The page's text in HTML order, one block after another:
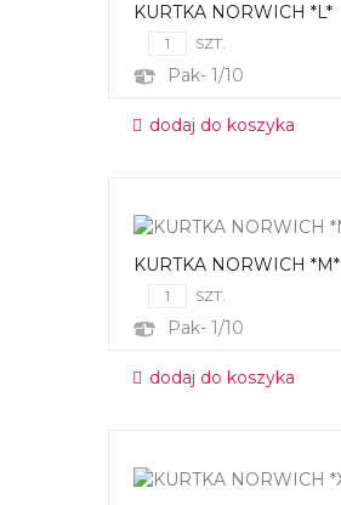
KURTKA NORWICH *L*
SZT.
Pak- 1/10
dodaj do koszyka
KURTKA NORWICH *M*
SZT.
Pak- 1/10
dodaj do koszyka